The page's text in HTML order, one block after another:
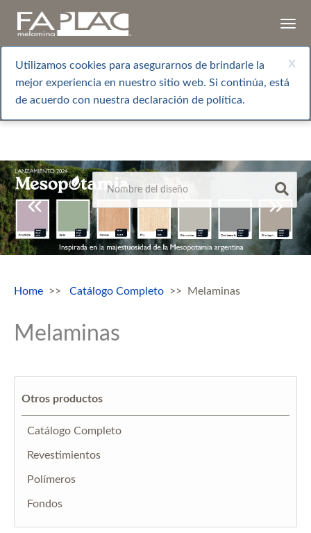
x
Utilizamos cookies para asegurarnos de brindarle la
mejor experiencia en nuestro sitio web. Si continúa, está
de acuerdo con nuestra declaración de política.
Home Catálogo Completo Melaminas
Melaminas
Otros productos
Catálogo Completo
Revestimientos
Polímeros
Fondos